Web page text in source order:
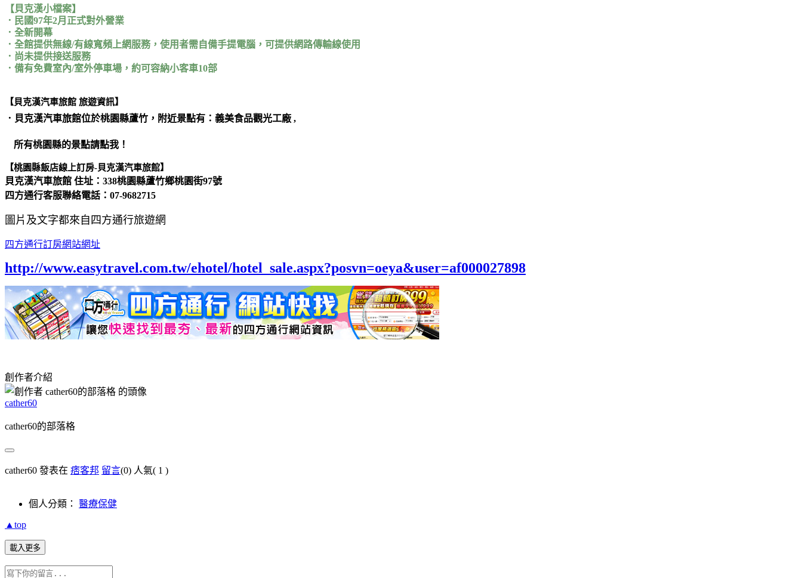
【貝克漢小檔案】
．民國97年2月正式對外營業
．全新開幕
．全館提供無線/有線寬頻上網服務，使用者需自備手提電腦，可提供網路傳輸線使用
．尚未提供接送服務
．備有免費室內/室外停車場，約可容納小客車10部
【貝克漢汽車旅館 旅遊資訊】
．貝克漢汽車旅館位於桃園縣蘆竹 ，附近景點有：義美食品觀光工廠 ,
所有桃園縣的景點請點我！
【桃園縣飯店線上訂房-貝克漢汽車旅館】
貝克漢汽車旅館 住址：338桃園縣蘆竹鄉桃園街97號
四方通行客服聯絡電話：07-9682715
圖片及文字都來自四方通行旅遊網
四方通行訂房網站網址
http://www.easytravel.com.tw/ehotel/hotel_sale.aspx?posvn=oeya&user=af000027898
創作者介紹
cather60
cather60的部落格
cather60 發表在 痞客邦 留言(0) 人氣( 1 )
個人分類： 醫療保健
▲top
載入更多